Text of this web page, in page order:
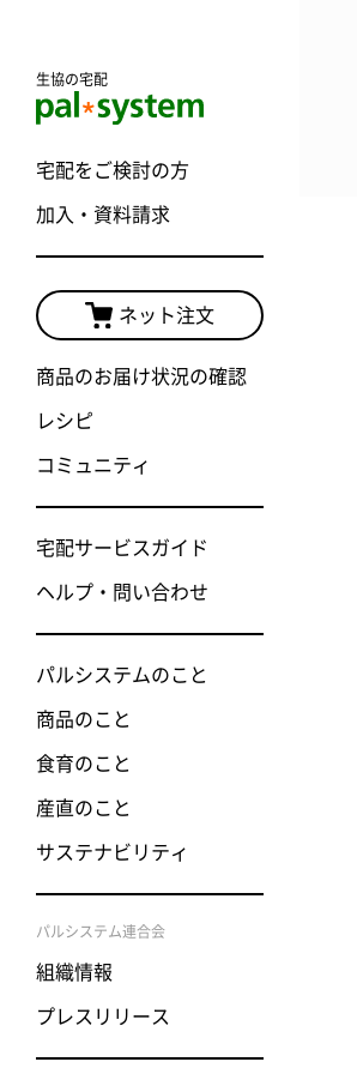
生協の宅配
宅配をご検討の方
加入・資料請求
ネット注文
商品のお届け状況の確認
レシピ
コミュニティ
宅配サービスガイド
ヘルプ・問い合わせ
パルシステムのこと
商品のこと
食育のこと
産直のこと
サステナビリティ
パルシステム連合会
組織情報
プレスリリース